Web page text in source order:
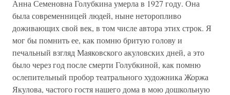
Анна Семеновна Голубкина умерла в 1927 году. Она
была современницей людей, ныне неторопливо
доживающих свой век, в том числе автора этих строк. Я
мог бы помнить ее, как помню бритую голову и
печальный взгляд Маяковского акуловских дней, а это
было через год после смерти Голубкиной, как помню
ослепительный пробор театрального художника Жоржа
Якулова, частого гостя нашего дома в мою дошкольную